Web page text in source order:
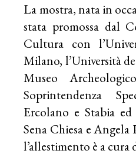
La mostra, nata in
stata promossa dal
Cultura con
Milano, l’Università
Museo
Soprintendenza
Ercolano e Stabia
Sena Chiesa e
l’allestimento è a cura